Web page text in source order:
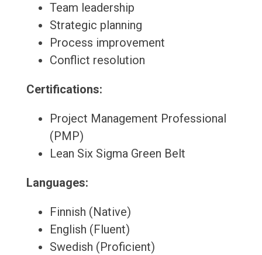
Team leadership
Strategic planning
Process improvement
Conflict resolution
Certifications:
Project Management Professional
(PMP)
Lean Six Sigma Green Belt
Languages:
Finnish (Native)
English (Fluent)
Swedish (Proficient)